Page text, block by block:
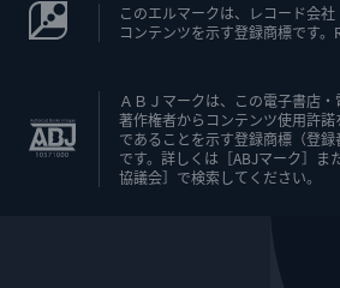
このエルマークは、レコード会
コンテンツを示す登録商標です。
ＡＢＪマークは、この電子書店・
著作権者からコンテンツ使用許
であることを示す登録商標（登録
です。詳しくは［ABJマーク］ま
協議会］で検索してください。